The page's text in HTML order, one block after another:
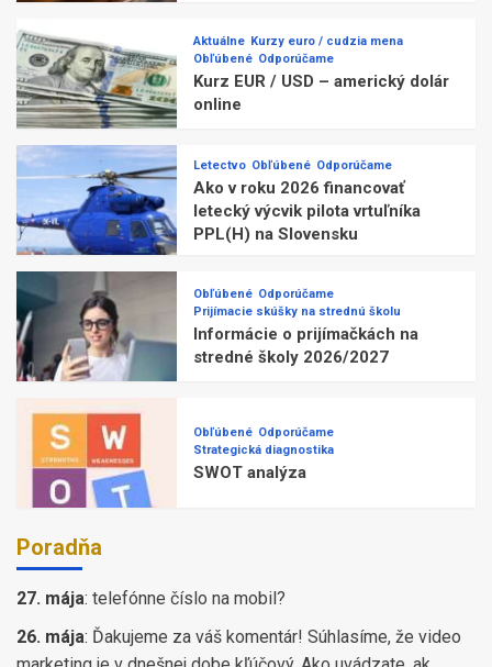
Aktuálne Kurzy euro / cudzia mena
Obľúbené Odporúčame
Kurz EUR / USD – americký dolár
online
Letectvo Obľúbené Odporúčame
Ako v roku 2026 financovať
letecký výcvik pilota vrtuľníka
PPL(H) na Slovensku
Obľúbené Odporúčame
Prijímacie skúšky na strednú školu
Informácie o prijímačkách na
stredné školy 2026/2027
Obľúbené Odporúčame
Strategická diagnostika
SWOT analýza
Poradňa
27. mája: telefónne číslo na mobil?
26. mája: Ďakujeme za váš komentár! Súhlasíme, že video